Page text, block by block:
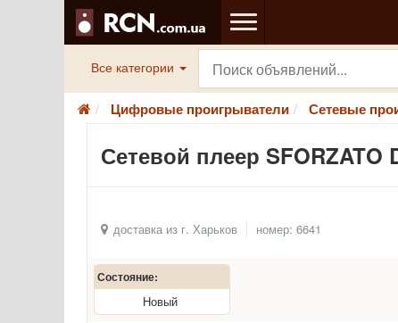
Все категории
Цифровые проигрыватели Сетевые
Сетевой плеер SFORZATO
доставка из г. Харьков номер: 6641
Состояние:
Новый